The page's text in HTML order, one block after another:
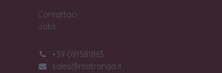
Contattaci
Jobs
+39 091581863
sales@matranga.it